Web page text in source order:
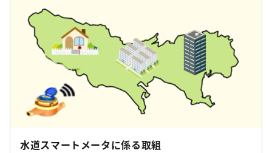
水道スマートメータに係る取組